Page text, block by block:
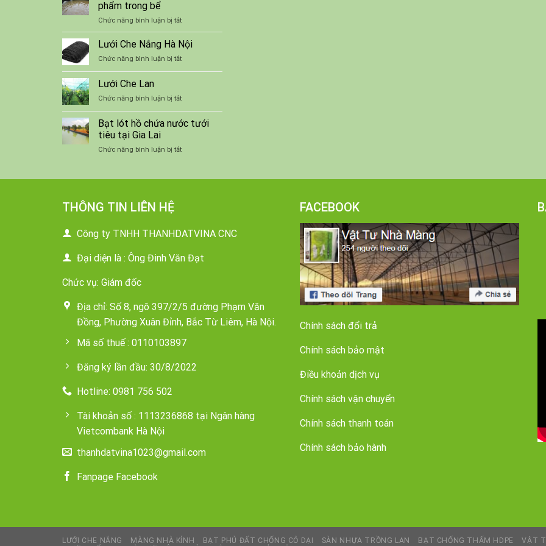
bể
bơi
lót
phẩm trong bể
Chức năng bình luận bị tắtở
Kỹ
thuật
nuôi
ếch
thương
bể
Lưới Che Nắng Hà Nội
Chức năng bình luận bị tắtở
Hà
Nội
Lưới Che Lan
Chức năng bình luận bị tắtở
Che
Lan
Bạt lót hồ chứa nước tưới
tiêu tại Gia Lai
Chức năng bình luận bị tắtở
hồ
tại
Lai
THÔNG TIN LIÊN HỆ
Công ty TNHH THANHDATVINA CNC
Đại diện là : Ông Đinh Văn Đạt
Chức vụ: Giám đốc
Địa chỉ: Số 8, ngõ 397/2/5 đường Phạm Văn
Đồng, Phường Xuân Đỉnh, Bắc Từ Liêm, Hà Nội.
Mã số thuế : 0110103897
Đăng ký lần đầu: 30/8/2022
Hotline: 0981 756 502
Tài khoản số : 1113236868 tại Ngân hàng
Vietcombank Hà Nội
thanhdatvina1023@gmail.com
Fanpage Facebook
FACEBOOK
Chính sách đổi trả
Chính sách bảo mật
Điều khoản dịch vụ
Chính sách vận chuyển
Chính sách thanh toán
Chính sách bảo hành
LƯỚI CHE NẮNG MÀNG NHÀ KÍNH BẠT PHỦ ĐẤT CHỐNG CỎ DẠI SÀN NHỰA TRỒNG LAN BẠT CHỐNG THẤM HDPE VẬT